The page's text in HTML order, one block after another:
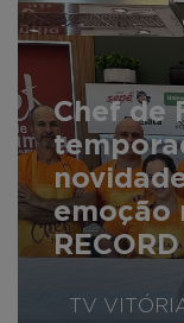
Chef de
emoção
RECORD
TV